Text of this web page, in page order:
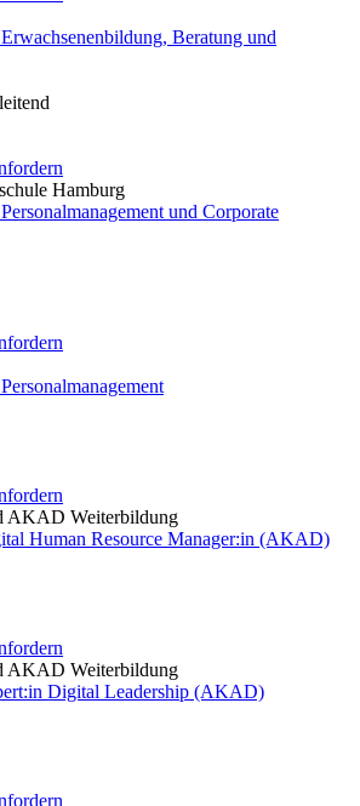
Beratung und
Hamburg
und Corporate
AKAD Weiterbildung
Human Resource Manager:in (AKAD)
AKAD Weiterbildung
Digital Leadership (AKAD)